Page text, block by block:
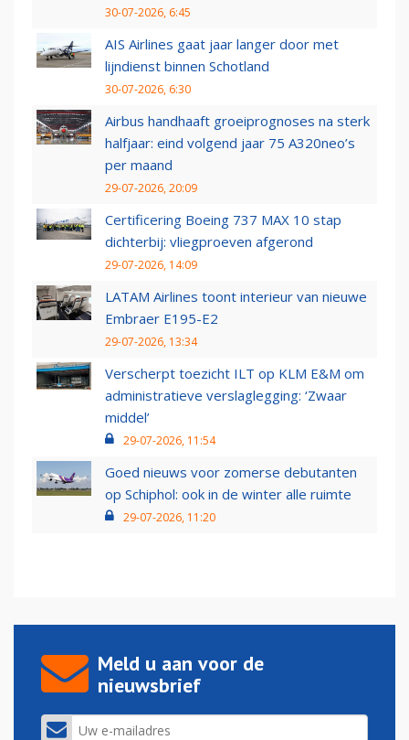
30-07-2026, 6:45
AIS Airlines gaat jaar langer door met
lijndienst binnen Schotland
30-07-2026, 6:30
Airbus handhaaft groeiprognoses na sterk
halfjaar: eind volgend jaar 75 A320neo’s
per maand
29-07-2026, 20:09
Certificering Boeing 737 MAX 10 stap
dichterbij: vliegproeven afgerond
29-07-2026, 14:09
LATAM Airlines toont interieur van nieuwe
Embraer E195-E2
29-07-2026, 13:34
Verscherpt toezicht ILT op KLM E&M om
administratieve verslaglegging: ‘Zwaar
middel’
29-07-2026, 11:54
Goed nieuws voor zomerse debutanten
op Schiphol: ook in de winter alle ruimte
29-07-2026, 11:20
Meld u aan voor de
nieuwsbrief